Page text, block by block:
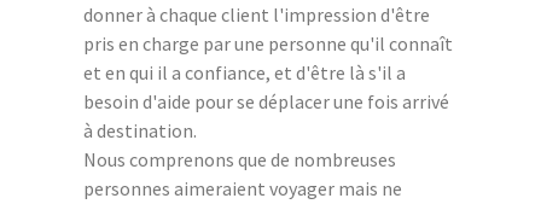
donner à chaque client l'impression d'être
pris en charge par une personne qu'il connaît
et en qui il a confiance, et d'être là s'il a
besoin d'aide pour se déplacer une fois arrivé
à destination.
Nous comprenons que de nombreuses
personnes aimeraient voyager mais ne